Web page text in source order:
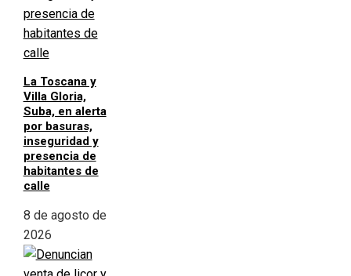
La Toscana y
Villa Gloria,
Suba, en alerta
por basuras,
inseguridad y
presencia de
habitantes de
calle
8 de agosto de
2026